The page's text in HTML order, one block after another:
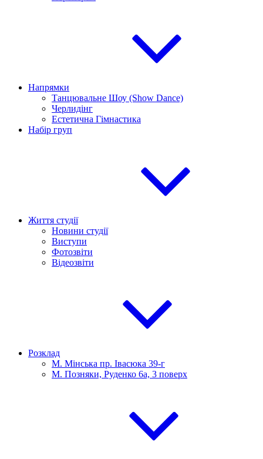
Напрямки
Танцювальне Шоу (Show Dance)
Черлидінг
Естетична Гімнастика
Набір груп
Життя студії
Новини студії
Виступи
Фотозвіти
Відеозвіти
Розклад
М. Мінська пр. Івасюка 39-г
М. Позняки, Руденко 6а, 3 поверх